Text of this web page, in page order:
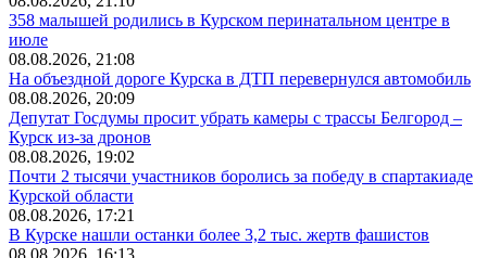
358 малышей родились в Курском перинатальном центре в
июле
08.08.2026, 21:08
На объездной дороге Курска в ДТП перевернулся автомобиль
08.08.2026, 20:09
Депутат Госдумы просит убрать камеры с трассы Белгород –
Курск из-за дронов
08.08.2026, 19:02
Почти 2 тысячи участников боролись за победу в спартакиаде
Курской области
08.08.2026, 17:21
В Курске нашли останки более 3,2 тыс. жертв фашистов
08.08.2026, 16:13